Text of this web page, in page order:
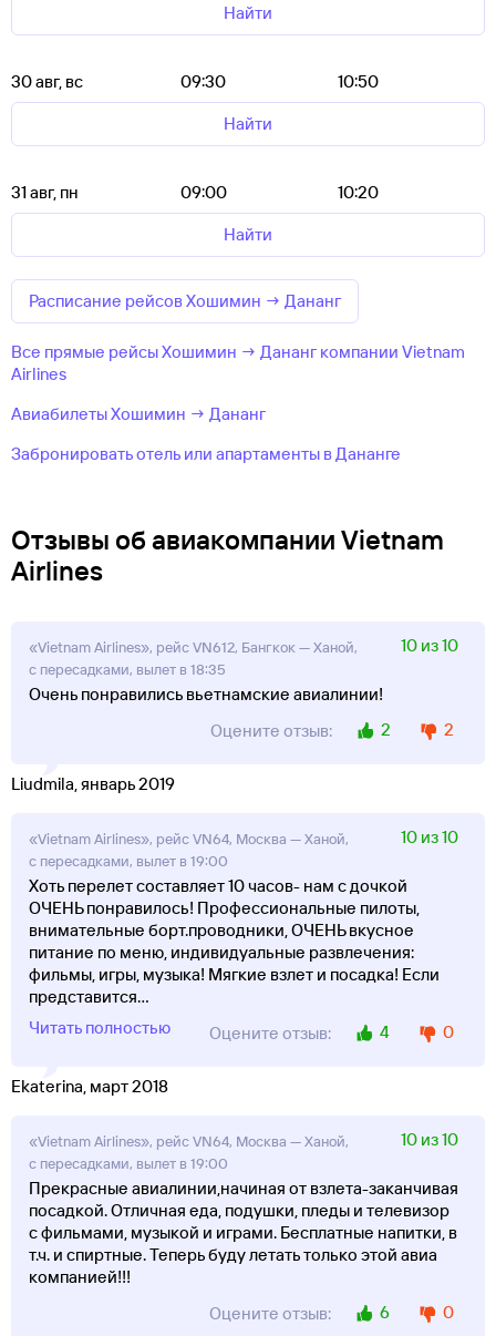
Найти
30 авг, вс 09:30
10:50
Найти
31 авг, пн 09:00
10:20
Найти
Расписание рейсов Хошимин → Дананг
Все прямые рейсы Хошимин → Дананг компании Vietnam
Airlines
Авиабилеты Хошимин → Дананг
Забронировать отель или апартаменты в Дананге
Отзывы об авиакомпании Vietnam
Airlines
«Vietnam Airlines», рейс VN612, Бангкок — Ханой,
с пересадками, вылет в 18:35
10 из 10
Очень понравились вьетнамские авиалинии!
Оцените отзыв:
2 2
Liudmila, январь 2019
«Vietnam Airlines», рейс VN64, Москва — Ханой,
с пересадками, вылет в 19:00
10 из 10
Хоть перелет составляет 10 часов- нам с дочкой
ОЧЕНЬ понравилось! Профессиональные пилоты,
внимательные борт.проводники, ОЧЕНЬ вкусное
питание по меню, индивидуальные развлечения:
фильмы, игры, музыка! Мягкие взлет и посадка! Если
представится...
Читать полностью
Оцените отзыв: 4 0
Ekaterina, март 2018
«Vietnam Airlines», рейс VN64, Москва — Ханой,
с пересадками, вылет в 19:00
10 из 10
Прекрасные авиалинии,начиная от взлета-заканчивая
посадкой. Отличная еда, подушки, пледы и телевизор
с фильмами, музыкой и играми. Бесплатные напитки, в
т.ч. и спиртные. Теперь буду летать только этой авиа
компанией!!!
Оцените отзыв:
6 0